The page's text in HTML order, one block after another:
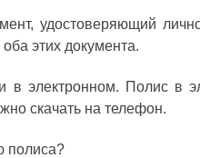
удостоверяющий
этих документа.
электронном. Полис в
скачать на телефон.
полиса?